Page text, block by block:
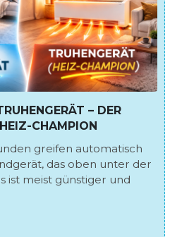
– DER
CHAMPION
greifen automatisch
das oben unter der
ist meist günstiger und